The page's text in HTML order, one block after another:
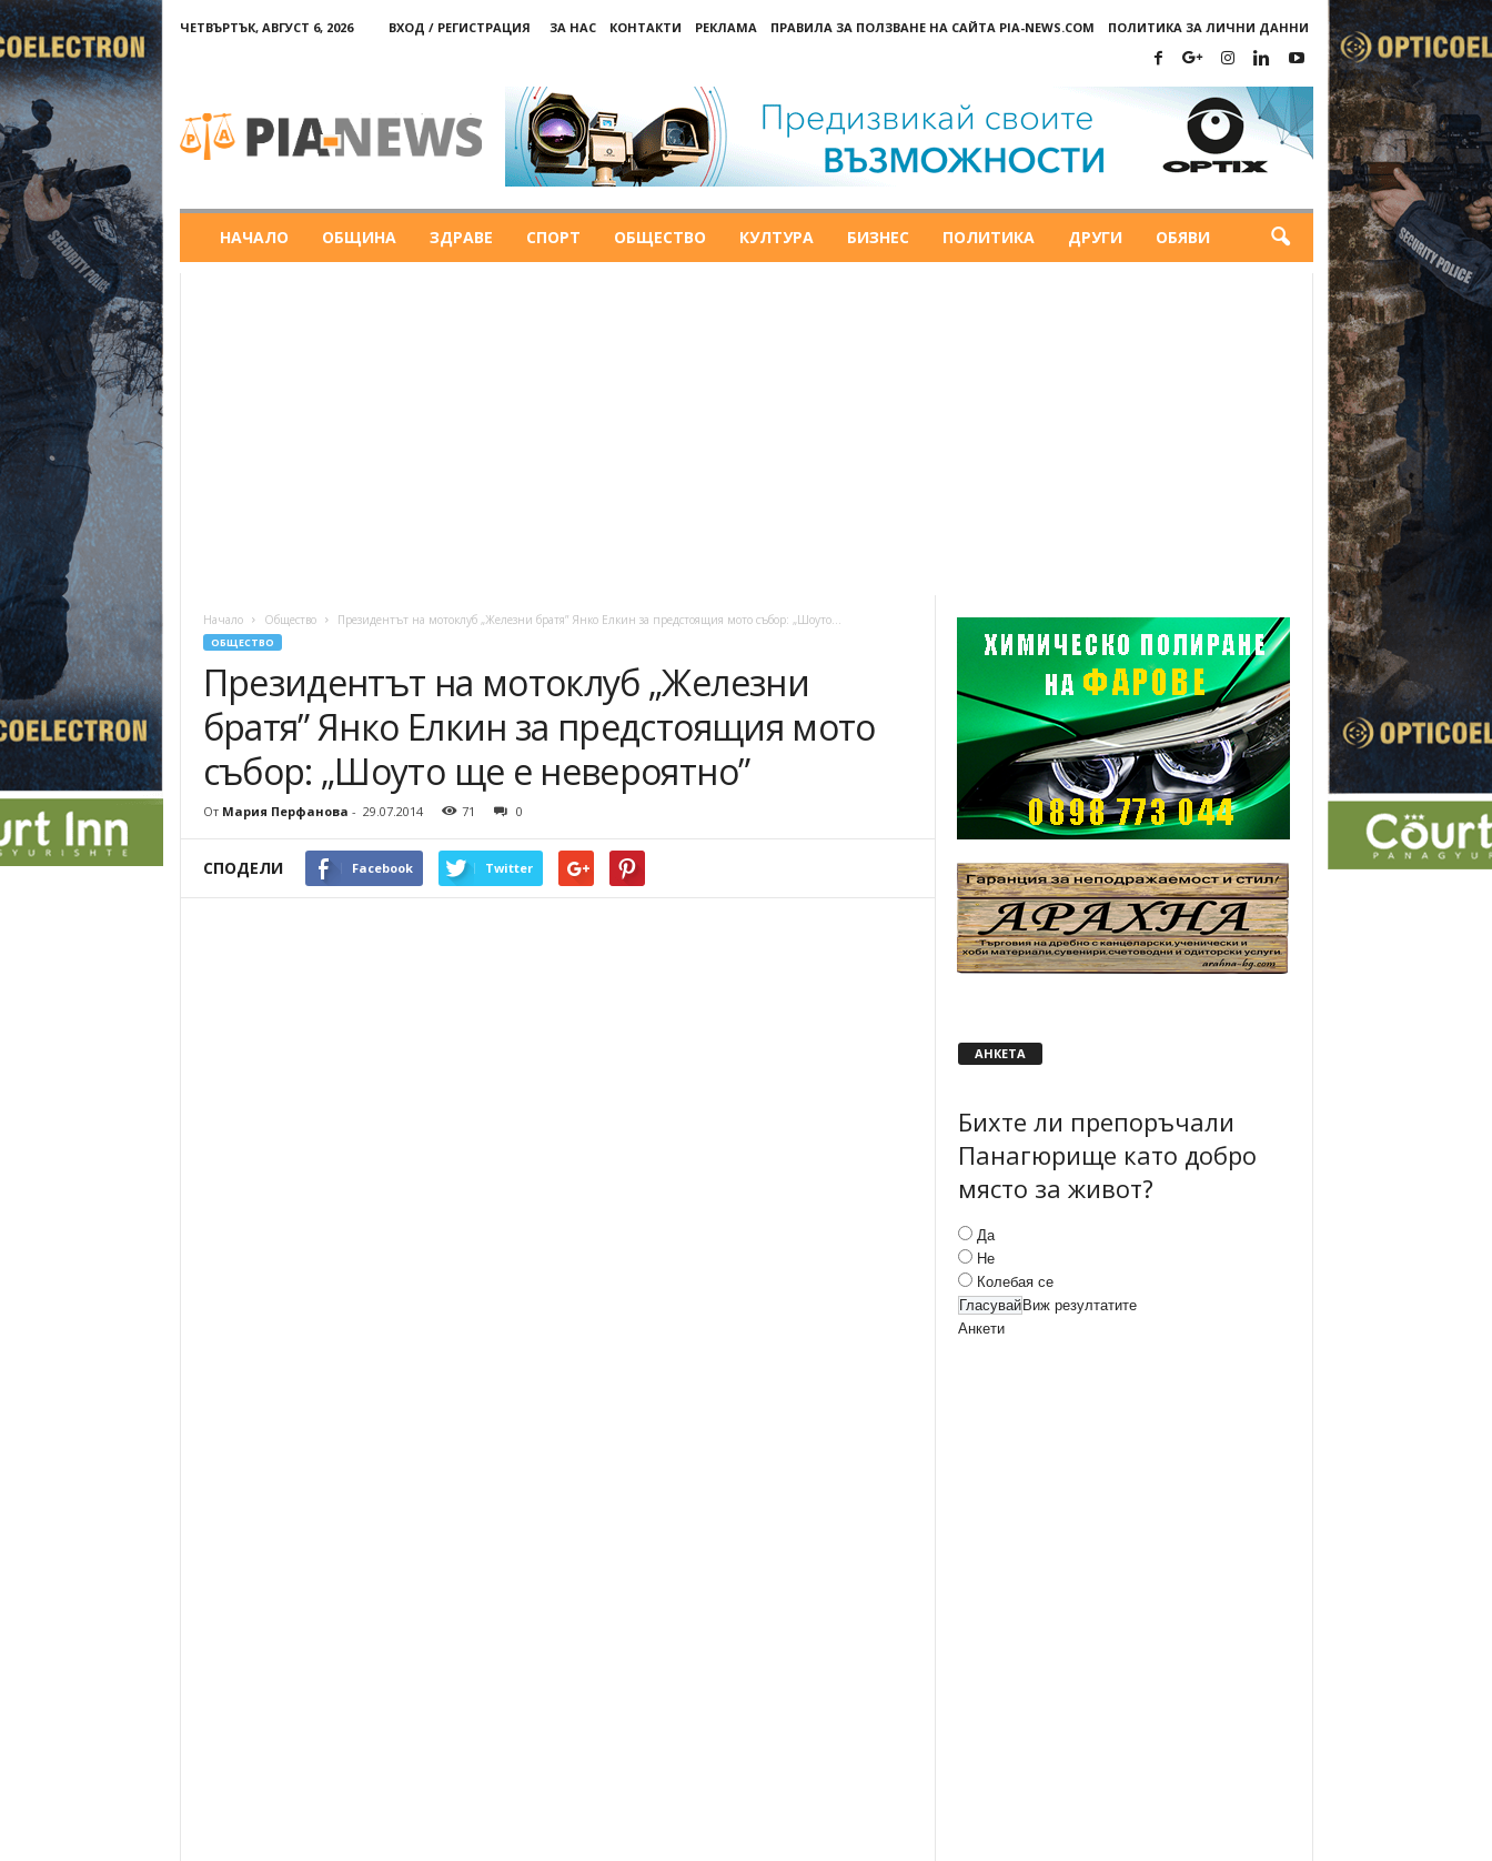
ЧЕТВЪРТЪК, АВГУСТ 6, 2026 ВХОД / РЕГИСТРАЦИЯ ЗА НАС КОНТАКТИ РЕКЛАМА ПРАВИЛА ЗА ПОЛЗВАНЕ НА САЙТА PIA-NEWS.COM ПОЛИТИКА ЗА ЛИЧНИ ДАННИ
НАЧАЛО ОБЩИНА ЗДРАВЕ СПОРТ ОБЩЕСТВО КУЛТУРА БИЗНЕС ПОЛИТИКА ДРУГИ ОБЯВИ
Начало Общество Президентът на мотоклуб „Железни братя” Янко Елкин за предстоящия мото събор: „Шоуто...
ОБЩЕСТВО
Президентът на мотоклуб „Железни
братя” Янко Елкин за предстоящия мото
събор: „Шоуто ще е невероятно”
От Мария Перфанова - 29.07.2014 71 0
СПОДЕЛИ Facebook Twitter
АНКЕТА
Бихте ли препоръчали
Панагюрище като добро
място за живот?
Да
Не
Колебая се
Виж резултатите
Анкети